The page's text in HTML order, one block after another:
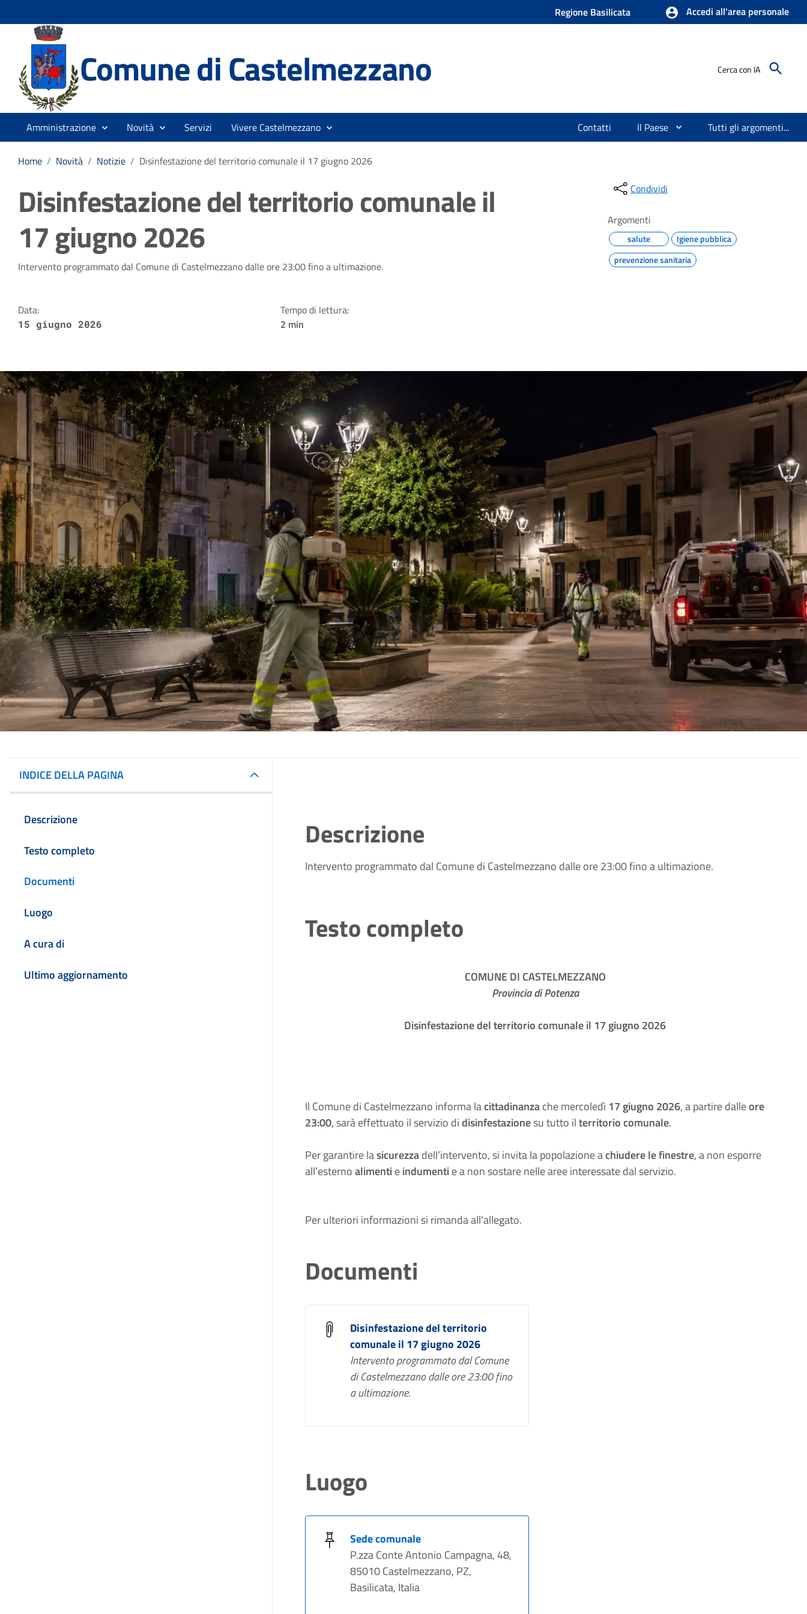
Regione Basilicata Accedi all'area personale
Comune di Castelmezzano Cerca con IA
Amministrazione Novità Servizi Vivere Castelmezzano Contatti Il Paese Tutti gli argomenti...
Home / Novità / Notizie / Disinfestazione del territorio comunale il 17 giugno 2026
Disinfestazione del territorio comunale il
17 giugno 2026
Dettagli della notizia
Intervento programmato dal Comune di Castelmezzano dalle ore 23:00 fino a ultimazione.
Data:
15 giugno 2026
Tempo di lettura:
2 min
Condividi
Argomenti
salute
Igiene pubblica
prevenzione sanitaria
INDICE DELLA PAGINA
Descrizione
Testo completo
Documenti
Luogo
A cura di
Ultimo aggiornamento
Descrizione
Intervento programmato dal Comune di Castelmezzano dalle ore 23:00 fino a ultimazione.
Testo completo
COMUNE DI CASTELMEZZANO
Provincia di Potenza
Disinfestazione del territorio comunale il 17 giugno 2026
Il Comune di Castelmezzano informa lacittadinanzache mercoledì 17 giugno 2026, a partire dalleore
23:00, sarà effettuato il servizio didisinfestazionesu tutto ilterritorio comunale.
Per garantire lasicurezzadell’intervento, si invita la popolazione achiudere le finestre, a non esporre
all’esternoalimentieindumentie a non sostare nelle aree interessate dal servizio.
Per ulteriori informazioni si rimanda all'allegato.
Documenti
Disinfestazione del territorio
comunale il 17 giugno 2026
Intervento programmato dal Comune
di Castelmezzano dalle ore 23:00 fino
a ultimazione.
Luogo
Sede comunale
P.zza Conte Antonio Campagna, 48,
85010 Castelmezzano, PZ,
Basilicata, Italia